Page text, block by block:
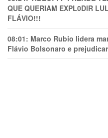
QUE QUERIAM EXPL0DlR
FLÁVIO!!!
08:01: Marco Rubio lidera
Flávio Bolsonaro e